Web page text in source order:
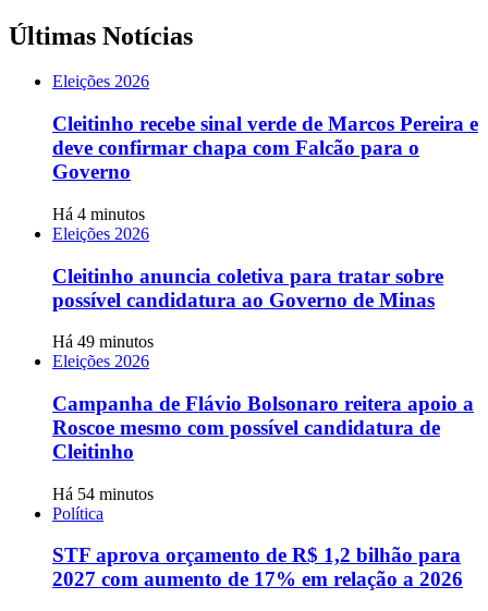
Últimas Notícias
Eleições 2026
Cleitinho recebe sinal verde de Marcos Pereira e
deve confirmar chapa com Falcão para o
Governo
Há 4 minutos
Eleições 2026
Cleitinho anuncia coletiva para tratar sobre
possível candidatura ao Governo de Minas
Há 49 minutos
Eleições 2026
Campanha de Flávio Bolsonaro reitera apoio a
Roscoe mesmo com possível candidatura de
Cleitinho
Há 54 minutos
Política
STF aprova orçamento de R$ 1,2 bilhão para
2027 com aumento de 17% em relação a 2026